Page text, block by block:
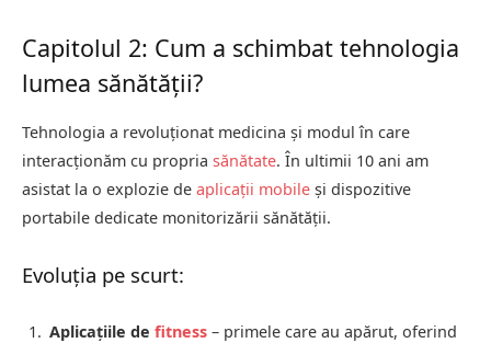
Capitolul 2: Cum a schimbat tehnologia
lumea sănătății?
Tehnologia a revoluționat medicina și modul în care
interacționăm cu propria sănătate. În ultimii 10 ani am
asistat la o explozie de aplicații mobile și dispozitive
portabile dedicate monitorizării sănătății.
Evoluția pe scurt:
Aplicațiile de fitness – primele care au apărut, oferind